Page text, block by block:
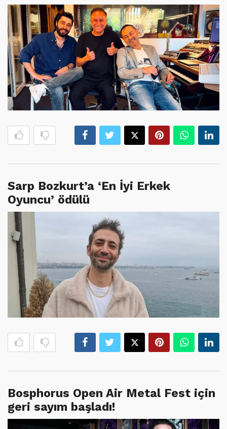
Sarp Bozkurt’a ‘En İyi Erkek
Oyuncu’ ödülü
Bosphorus Open Air Metal Fest için
geri sayım başladı!